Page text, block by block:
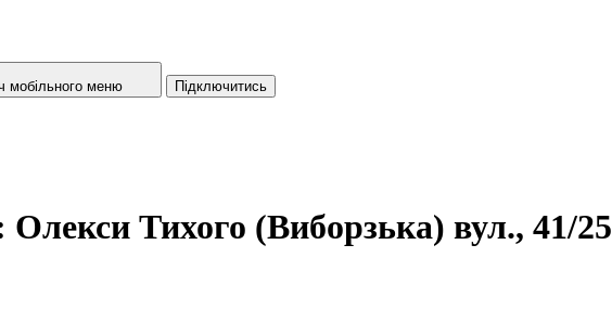
мобільного меню Підключитись
Тихого (Виборзька) вул., 41/25